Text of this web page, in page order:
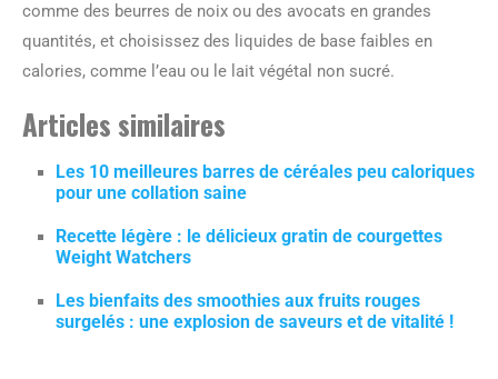
comme des beurres de noix ou des avocats en grandes
quantités, et choisissez des liquides de base faibles en
calories, comme l’eau ou le lait végétal non sucré.
Articles similaires
Les 10 meilleures barres de céréales peu caloriques
pour une collation saine
Recette légère : le délicieux gratin de courgettes
Weight Watchers
Les bienfaits des smoothies aux fruits rouges
surgelés : une explosion de saveurs et de vitalité !